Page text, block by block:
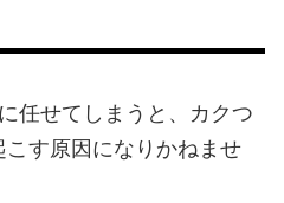
任せてしまうと、カクつ
す原因になりかねませ